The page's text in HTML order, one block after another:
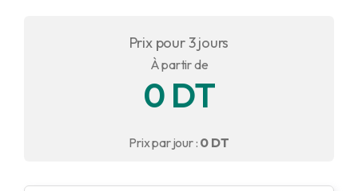
Prix pour 3 jours
À partir de
0 DT
Prix par jour : 0 DT